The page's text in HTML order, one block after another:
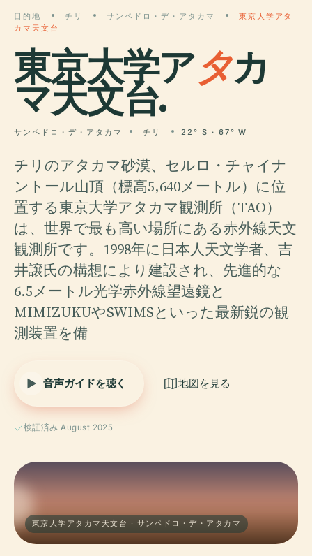
目的地 チリ サンペドロ・デ・アタカマ
東京大学アタ
カマ天文台
東京大学アタカ
マ天文台.
サンペドロ・デ・アタカマ チリ 22° S · 67° W
チリのアタカマ砂漠、セルロ・チャイナ
ントール山頂（標高5,640メートル）に位
置する東京大学アタカマ観測所（TAO）
は、世界で最も高い場所にある赤外線天文
観測所です。1998年に日本人天文学者、吉
井譲氏の構想により建設され、先進的な
6.5メートル光学赤外線望遠鏡と
MIMIZUKUやSWIMSといった最新鋭の観
測装置を備
音声ガイドを聴く 地図を見る
検証済み August 2025
東京大学アタカマ天文台 · サンペドロ・デ・アタカマ